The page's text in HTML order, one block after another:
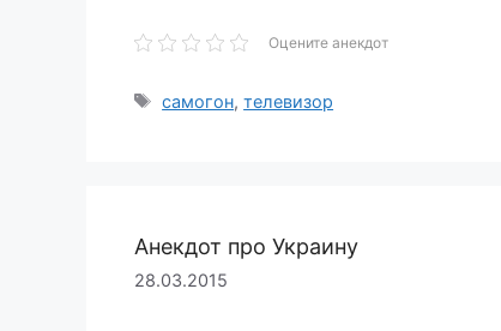
Оцените анекдот
Метки
самогон,телевизор
Анекдот про Украину
28.03.2015